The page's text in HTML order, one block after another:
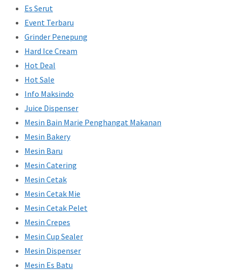
Es Serut
Event Terbaru
Grinder Penepung
Hard Ice Cream
Hot Deal
Hot Sale
Info Maksindo
Juice Dispenser
Mesin Bain Marie Penghangat Makanan
Mesin Bakery
Mesin Baru
Mesin Catering
Mesin Cetak
Mesin Cetak Mie
Mesin Cetak Pelet
Mesin Crepes
Mesin Cup Sealer
Mesin Dispenser
Mesin Es Batu